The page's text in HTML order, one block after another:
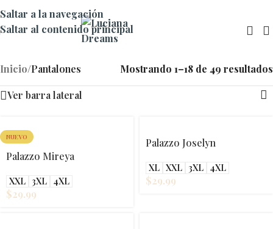
Saltar a la navegación
Saltar al contenido principal
Inicio/Pantalones Mostrando 1–18 de 49 resultados
Ver barra lateral
NUEVO
Palazzo Mireya
XXL 3XL 4XL
$29.99
Palazzo Joselyn
XL XXL 3XL 4XL
$29.99